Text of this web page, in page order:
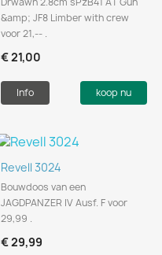
&amp; JF8 Limber with crew
voor 21,-- .
€ 21,00
Info koop nu
Revell 3024
Bouwdoos van een
JAGDPANZER IV Ausf. F voor
29,99 .
€ 29,99